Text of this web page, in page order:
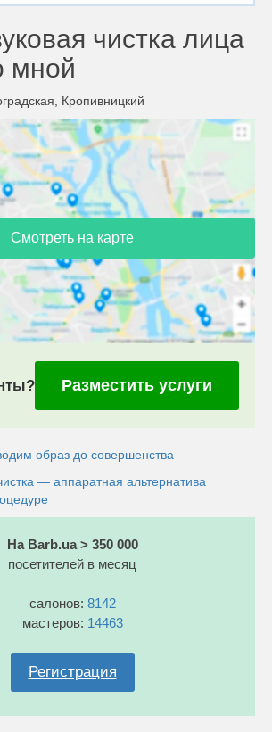
чистка лица
мной
Кропивницкий
Смотреть на карте
Разместить услуги
образ до совершенства
— аппаратная альтернатива
На Barb.ua > 350 000
посетителей в месяц
салонов: 8142
мастеров: 14463
Регистрация